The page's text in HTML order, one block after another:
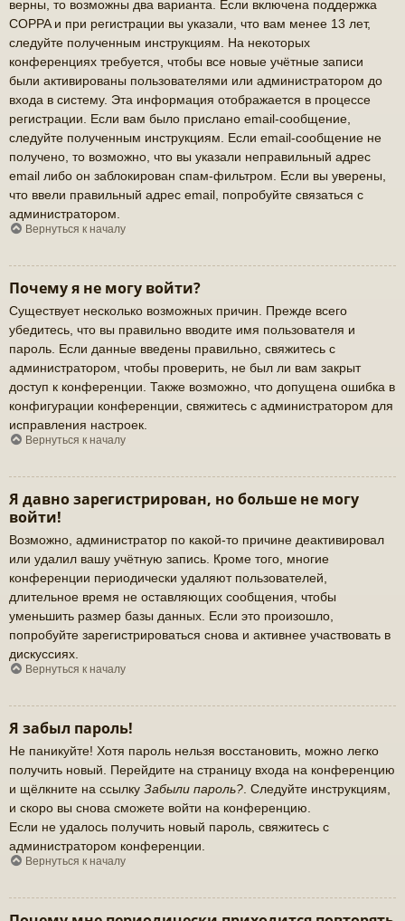
верны, то возможны два варианта. Если включена поддержка
COPPA и при регистрации вы указали, что вам менее 13 лет,
следуйте полученным инструкциям. На некоторых
конференциях требуется, чтобы все новые учётные записи
были активированы пользователями или администратором до
входа в систему. Эта информация отображается в процессе
регистрации. Если вам было прислано email-сообщение,
следуйте полученным инструкциям. Если email-сообщение не
получено, то возможно, что вы указали неправильный адрес
email либо он заблокирован спам-фильтром. Если вы уверены,
что ввели правильный адрес email, попробуйте связаться с
администратором.
Вернуться к началу
Почему я не могу войти?
Существует несколько возможных причин. Прежде всего
убедитесь, что вы правильно вводите имя пользователя и
пароль. Если данные введены правильно, свяжитесь с
администратором, чтобы проверить, не был ли вам закрыт
доступ к конференции. Также возможно, что допущена ошибка в
конфигурации конференции, свяжитесь с администратором для
исправления настроек.
Вернуться к началу
Я давно зарегистрирован, но больше не могу
войти!
Возможно, администратор по какой-то причине деактивировал
или удалил вашу учётную запись. Кроме того, многие
конференции периодически удаляют пользователей,
длительное время не оставляющих сообщения, чтобы
уменьшить размер базы данных. Если это произошло,
попробуйте зарегистрироваться снова и активнее участвовать в
дискуссиях.
Вернуться к началу
Я забыл пароль!
Не паникуйте! Хотя пароль нельзя восстановить, можно легко
получить новый. Перейдите на страницу входа на конференцию
и щёлкните на ссылку Забыли пароль? . Следуйте инструкциям,
и скоро вы снова сможете войти на конференцию.
Если не удалось получить новый пароль, свяжитесь с
администратором конференции.
Вернуться к началу